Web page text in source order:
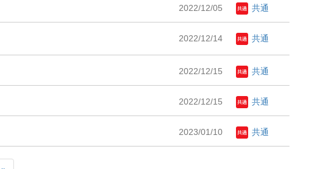
2022/12/05 共通
2022/12/14 共通
2022/12/15 共通
2022/12/15 共通
2023/01/10 共通